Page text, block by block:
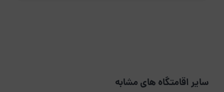
سایر اقامتگاه های مشابه